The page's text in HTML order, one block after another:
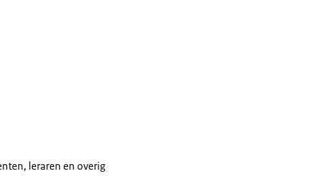
leraren en overig